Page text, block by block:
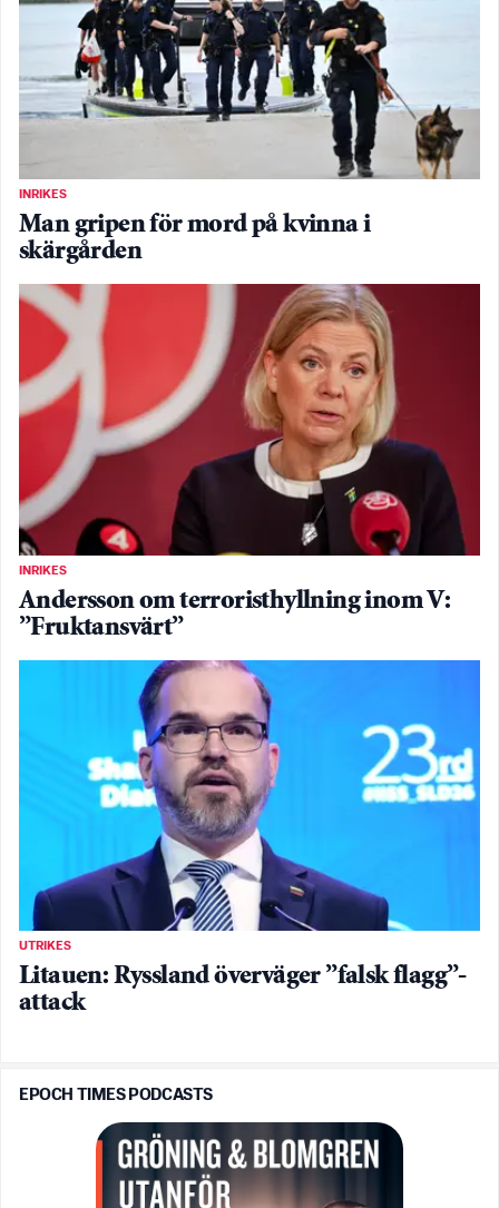
INRIKES
Man gripen för mord på kvinna i
skärgården
INRIKES
Andersson om terroristhyllning inom V:
”Fruktansvärt”
UTRIKES
Litauen: Ryssland överväger ”falsk flagg”-
attack
EPOCH TIMES PODCASTS